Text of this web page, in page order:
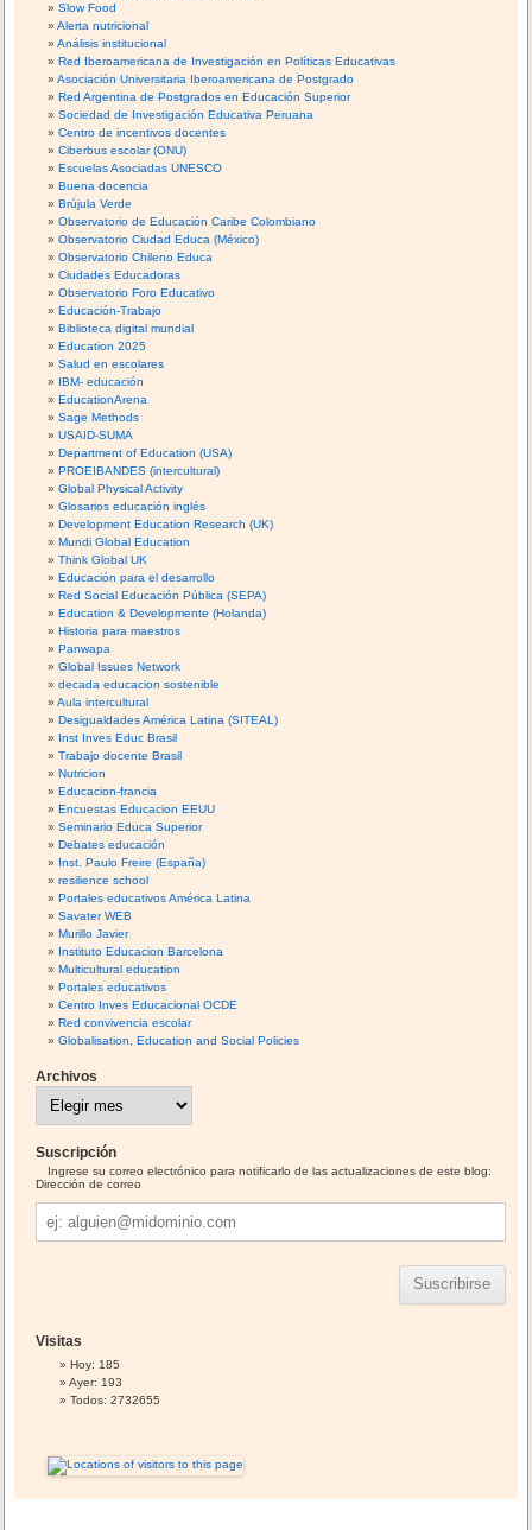
Slow Food
Alerta nutricional
Análisis institucional
Red Iberoamericana de Investigación en Políticas Educativas
Asociación Universitaria Iberoamericana de Postgrado
Red Argentina de Postgrados en Educación Superior
Sociedad de Investigación Educativa Peruana
Centro de incentivos docentes
Ciberbus escolar (ONU)
Escuelas Asociadas UNESCO
Buena docencia
Brújula Verde
Observatorio de Educación Caribe Colombiano
Observatorio Ciudad Educa (México)
Observatorio Chileno Educa
Ciudades Educadoras
Observatorio Foro Educativo
Educación-Trabajo
Biblioteca digital mundial
Education 2025
Salud en escolares
IBM- educación
EducationArena
Sage Methods
USAID-SUMA
Department of Education (USA)
PROEIBANDES (intercultural)
Global Physical Activity
Glosarios educación inglés
Development Education Research (UK)
Mundi Global Education
Think Global UK
Educación para el desarrollo
Red Social Educación Pública (SEPA)
Education & Developmente (Holanda)
Historia para maestros
Panwapa
Global Issues Network
decada educacion sostenible
Aula intercultural
Desigualdades América Latina (SITEAL)
Inst Inves Educ Brasil
Trabajo docente Brasil
Nutricion
Educacion-francia
Encuestas Educacion EEUU
Seminario Educa Superior
Debates educación
Inst. Paulo Freire (España)
resilience school
Portales educativos América Latina
Savater WEB
Murillo Javier
Instituto Educacion Barcelona
Multicultural education
Portales educativos
Centro Inves Educacional OCDE
Red convivencia escolar
Globalisation, Education and Social Policies
Archivos
h
v
Suscripción
Ingrese su correo electrónico para notificarlo de las actualizaciones de este blog:
Dirección de correo
Dirección
de
correo
Visitas
Hoy: 185
Ayer: 193
Todos: 2732655